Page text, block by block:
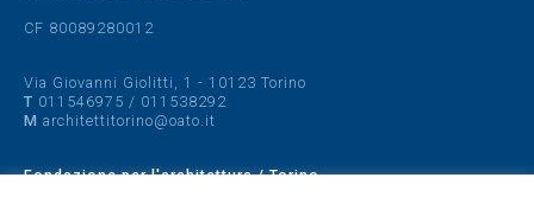
CF 80089280012
Via Giovanni Giolitti, 1 - 10123 Torino
T 011546975 / 011538292
M architettitorino@oato.it
Fondazione per l'architettura / Torino